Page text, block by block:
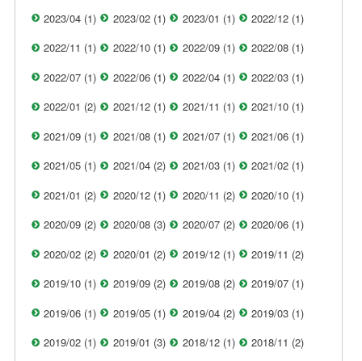
2023/04 (1) 2023/02 (1) 2023/01 (1)
2022/12 (1)
2022/11 (1)
2022/10 (1) 2022/09 (1)
2022/08 (1)
2022/07 (1)
2022/06 (1) 2022/04 (1)
2022/03 (1)
2022/01 (2)
2021/12 (1) 2021/11 (1)
2021/10 (1)
2021/09 (1)
2021/08 (1) 2021/07 (1)
2021/06 (1)
2021/05 (1)
2021/04 (2) 2021/03 (1)
2021/02 (1)
2021/01 (2)
2020/12 (1) 2020/11 (2)
2020/10 (1)
2020/09 (2)
2020/08 (3) 2020/07 (2)
2020/06 (1)
2020/02 (2)
2020/01 (2) 2019/12 (1)
2019/11 (2)
2019/10 (1)
2019/09 (2) 2019/08 (2)
2019/07 (1)
2019/06 (1)
2019/05 (1) 2019/04 (2)
2019/03 (1)
2019/02 (1)
2019/01 (3) 2018/12 (1)
2018/11 (2)